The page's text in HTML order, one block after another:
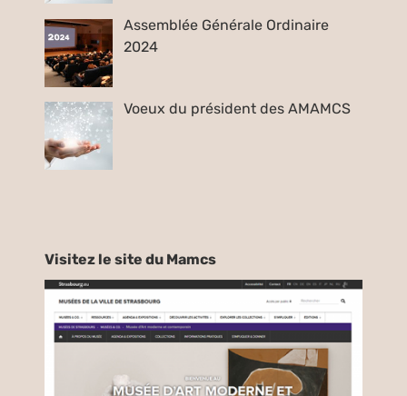
Assemblée Générale Ordinaire
2024
Voeux du président des AMAMCS
Visitez le site du Mamcs